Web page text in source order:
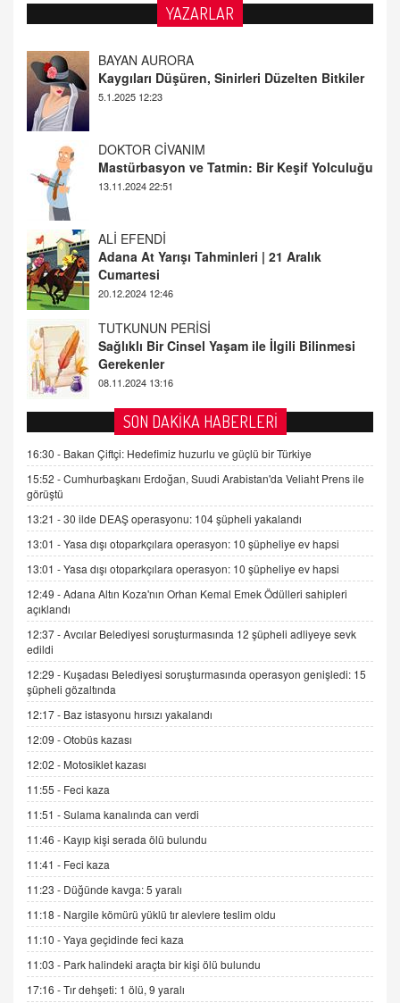
YAZARLAR
BAYAN AURORA
Kaygıları Düşüren, Sinirleri Düzelten Bitkiler
DOKTOR CİVANIM
ALİ EFENDİ
20.12.2024 12:46
TUTKUNUN PERİSİ
Sağlıklı Bir Cinsel Yaşam ile İlgili Bilinmesi
08.11.2024 13:16
FARUK ÖNALAN
Tezkere Onaylanmasaydı…
AV. DOĞAN CAN DOĞAN
Kişisel verilerin korunması ve dijital hukukun
SEHER EREK
Kış Ayları Geldi, Hangi Önlemler Alınmalı?
9.12.2025 10:11
İNCİ GÜL AKÖL
06.07.2026 13:00
ADEM AKÖL
Esed Destekçilerinin Yüzüne Vurulan Şamar:
Sednaya
11.12.2024 12:30
DR. EKREM ASLAN
Gerçek Ne, Algı Ne? "Beraber Yürüyoruz"
Cümlesinin Peşinden
19.07.2025 12:45
GÖNÜL MENEKŞE
Şifacının Yolu
04.11.2025 12:56
AV. RÜMEYSA ÖZKALE
SON DAKİKA HABERLERİ
16:30 - Bakan Çiftçi: Hedefimiz huzurlu ve güçlü bir Türkiye
15:52 -Cumhurbaşkanı Erdoğan, Suudi Arabistan'da Veliaht Prens ile
görüştü
13:21 -30 ilde DEAŞ operasyonu: 104 şüpheli yakalandı
13:01 -Yasa dışı otoparkçılara operasyon: 10 şüpheliye ev hapsi
13:01 -Yasa dışı otoparkçılara operasyon: 10 şüpheliye ev hapsi
12:49 -Adana Altın Koza'nın Orhan Kemal Emek Ödülleri sahipleri
açıklandı
12:37 -Avcılar Belediyesi soruşturmasında 12 şüpheli adliyeye sevk
edildi
12:29 - Kuşadası Belediyesi soruşturmasında operasyon genişledi: 15
şüpheli gözaltında
12:17 - Baz istasyonu hırsızı yakalandı
12:09 -Otobüs kazası
12:02 - Motosiklet kazası
11:55 - Feci kaza
11:51 -Sulama kanalında can verdi
11:46 - Kayıp kişi serada ölü bulundu
11:41 - Feci kaza
11:23 - Düğünde kavga: 5 yaralı
11:18 - Nargile kömürü yüklü tır alevlere teslim oldu
11:10 -Yaya geçidinde feci kaza
11:03 - Park halindeki araçta bir kişi ölü bulundu
17:16 -Tır dehşeti: 1 ölü, 9 yaralı